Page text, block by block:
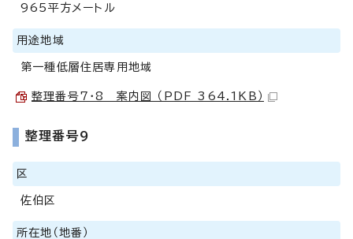
965平方メートル
用途地域
第一種低層住居専用地域
整理番号7・8 案内図 （PDF 364.1KB）
整理番号9
区
佐伯区
所在地（地番）